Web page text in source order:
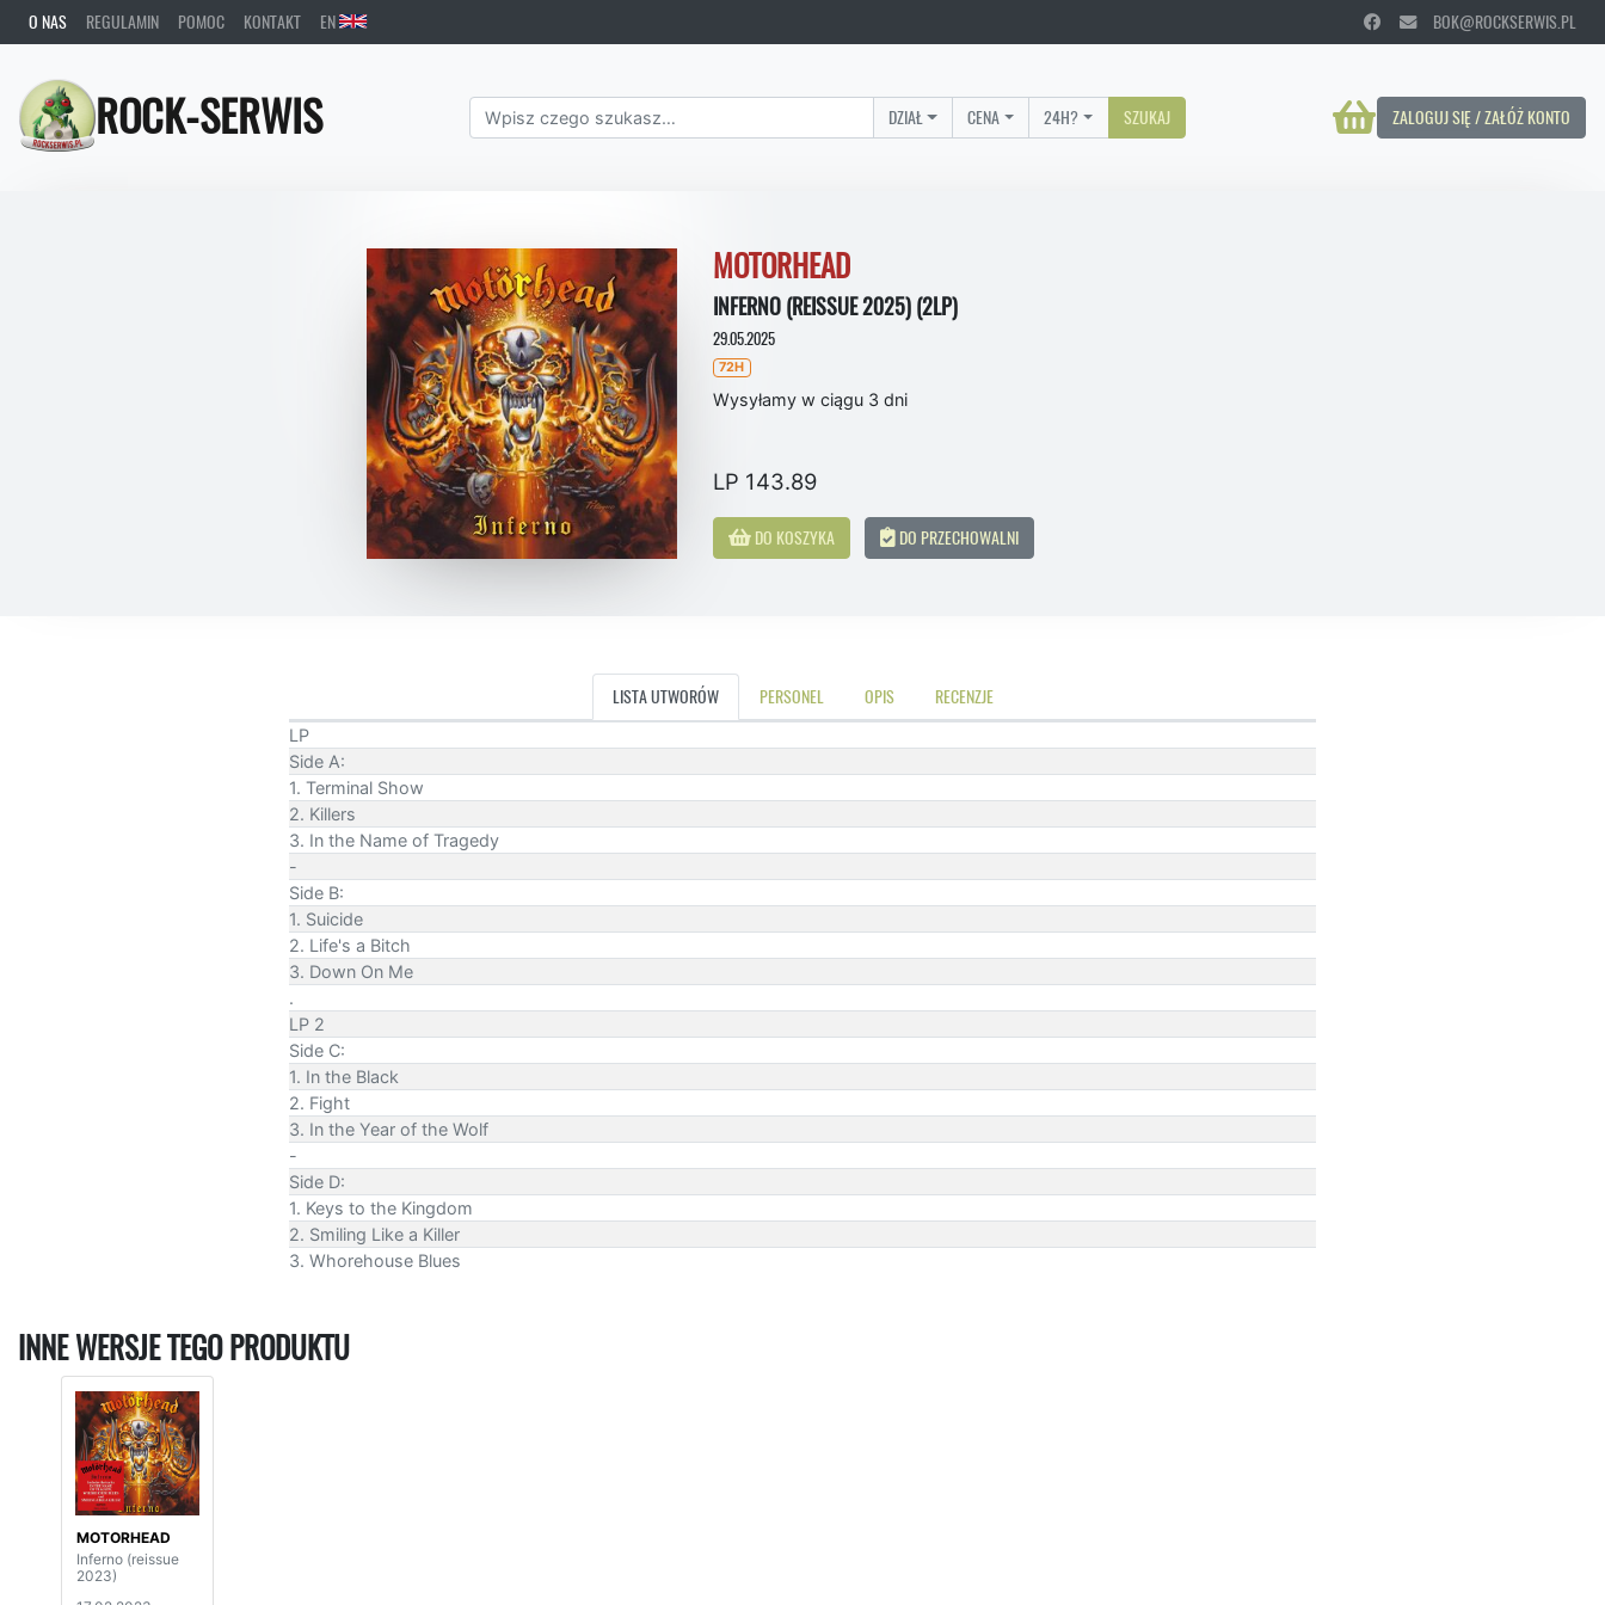
O NAS REGULAMIN POMOC KONTAKT EN BOK@ROCKSERWIS.PL
ROCK-SERWIS ZALOGUJ SIĘ / ZAŁÓŻ KONTO
DZIAŁ CENA 24H? SZUKAJ
MOTORHEAD
INFERNO (REISSUE 2025) (2LP)
29.05.2025
72H
Wysyłamy w ciągu 3 dni
LP 143.89
DO KOSZYKA DO PRZECHOWALNI
LISTA UTWORÓW PERSONEL OPIS RECENZJE
LP
Side A:
1. Terminal Show
2. Killers
3. In the Name of Tragedy
-
Side B:
1. Suicide
2. Life's a Bitch
3. Down On Me
.
LP 2
Side C:
1. In the Black
2. Fight
3. In the Year of the Wolf
-
Side D:
1. Keys to the Kingdom
2. Smiling Like a Killer
3. Whorehouse Blues
INNE WERSJE TEGO PRODUKTU
MOTORHEAD
Inferno (reissue
2023)